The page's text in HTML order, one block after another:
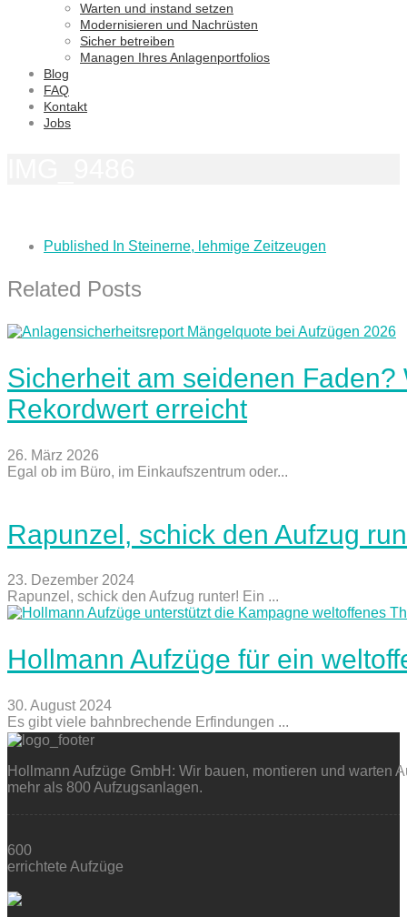
Warten und instand setzen
Modernisieren und Nachrüsten
Sicher betreiben
Managen Ihres Anlagenportfolios
Blog
FAQ
Kontakt
Jobs
Published In Steinerne, lehmige Zeitzeugen
Related Posts
Sicherheit am seidenen
Rekordwert erreicht
26. März 2026
Egal ob im Büro, im Einkaufszentrum oder...
Rapunzel, schick den Aufzug
23. Dezember 2024
Rapunzel, schick den Aufzug runter! Ein ...
Hollmann Aufzüge für ein
30. August 2024
Es gibt viele bahnbrechende Erfindungen ...
Hollmann Aufzüge GmbH: Wir bauen, montieren und warten
mehr als 800 Aufzugsanlagen.
600
errichtete Aufzüge